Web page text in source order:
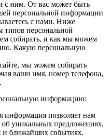
с ним. От вас может быть
персональной информации
с нами. Ниже
типов персональной
собирать, и как мы можем
Какую персональную
мы можем собирать
ваши имя, номер телефона,
информацию:
информация позволяет нам
об уникальных предложениях,
и ближайших событиях.